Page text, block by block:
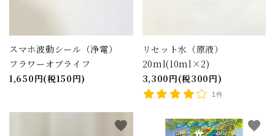
スマホ波動シール（浄電）
フラワーオブライフ
1,650円(税150円)
リセット水（原液）
20ml(10ml×2)
3,300円(税300円)
1件
favorite favorite